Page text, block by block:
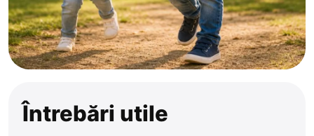
Întrebări utile